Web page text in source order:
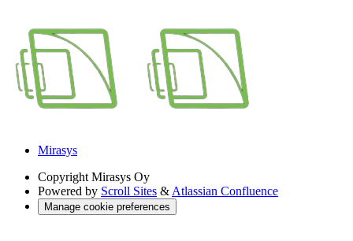
Mirasys
Copyright Mirasys Oy
Powered by Scroll Sites & Atlassian Confluence
Manage cookie preferences